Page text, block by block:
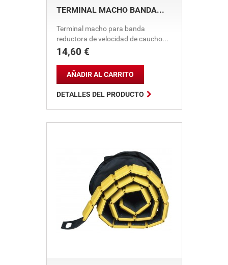
TERMINAL MACHO BANDA...
Terminal macho para banda
reductora de velocidad de caucho...
Precio
14,60 €

AÑADIR AL CARRITO
DETALLES DEL PRODUCTO